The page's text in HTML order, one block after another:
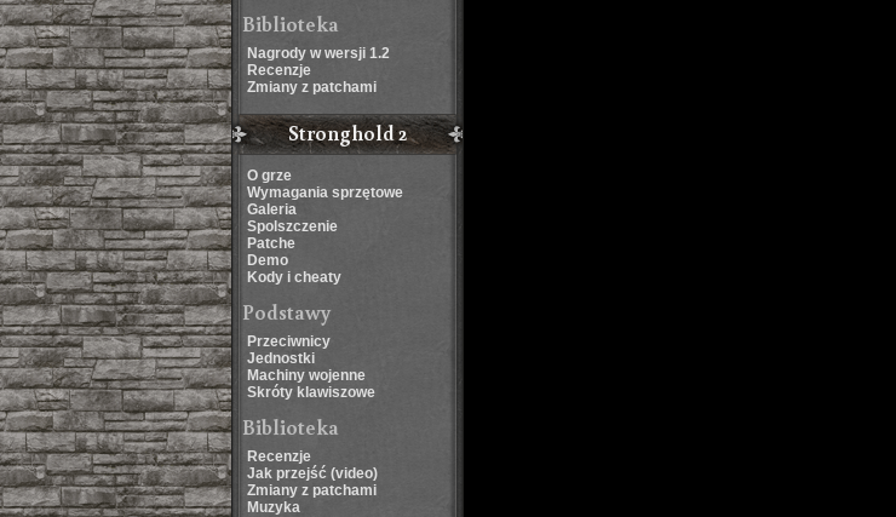
Biblioteka
Nagrody w wersji 1.2
Recenzje
Zmiany z patchami
Stronghold 2
O grze
Wymagania sprzętowe
Galeria
Spolszczenie
Patche
Demo
Kody i cheaty
Podstawy
Przeciwnicy
Jednostki
Machiny wojenne
Skróty klawiszowe
Biblioteka
Recenzje
Jak przejść (video)
Zmiany z patchami
Muzyka